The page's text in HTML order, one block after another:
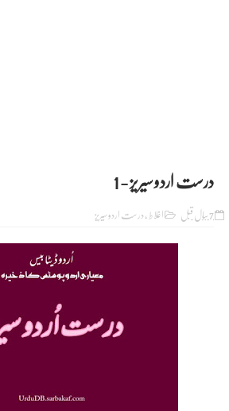
درست اردو سیریز - 1
7 سال قبل اغلاط,درست اردو سیریز